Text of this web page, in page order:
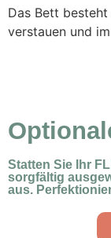
Das Bett besteht
verstauen und
Statten Sie Ihr
sorgfältig
aus.